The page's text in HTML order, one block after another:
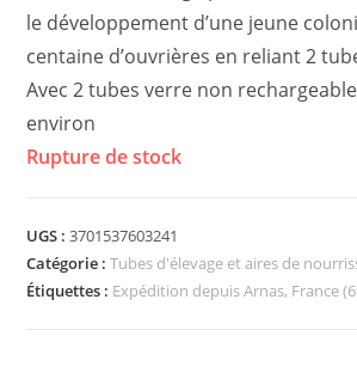
le développement d’une jeune
centaine d’ouvrières en reliant 2
Avec 2 tubes verre non
environ
Rupture de stock
UGS :3701537603241
Catégorie :Tubes d'élevage et aires de
Étiquettes : Expédition depuis Arnas, France